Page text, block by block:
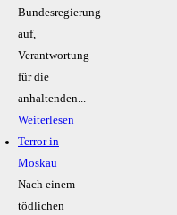
Bundesregierung
auf,
Verantwortung
für die
anhaltenden...
Weiterlesen
Terror in
Moskau
Nach einem
tödlichen